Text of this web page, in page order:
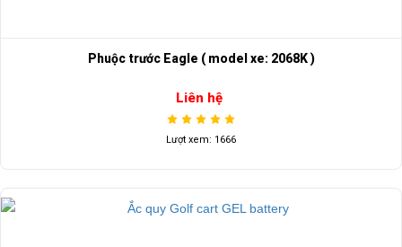
Phuộc trước Eagle ( model xe: 2068K )
Liên hệ
Lượt xem: 1666